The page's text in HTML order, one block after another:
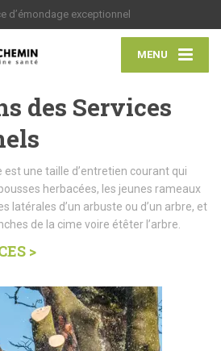
d’émondage exceptionnel
MENU
des Services
est une taille d’entretien courant qui
herbacées, les jeunes rameaux
latérales d’un arbuste ou d’un arbre, et
de la cime voire étêter l’arbre.
>